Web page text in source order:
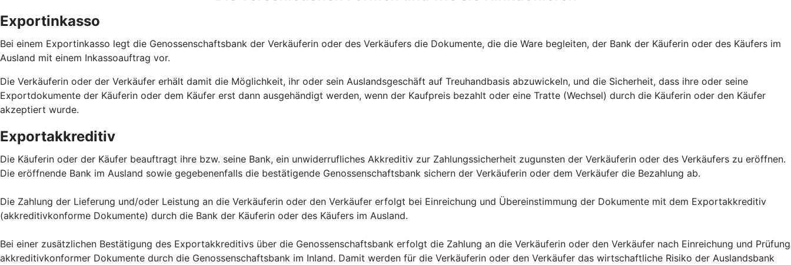
Exportinkasso
Bei einem Exportinkasso legt die Genossenschaftsbank der Verkäuferin oder des Verkäufers die Dokumente, die die Ware begleiten, der Bank der Käuferin oder des Käufers im
Ausland mit einem Inkassoauftrag vor.
Die Verkäuferin oder der Verkäufer erhält damit die Möglichkeit, ihr oder sein Auslandsgeschäft auf Treuhandbasis abzuwickeln, und die Sicherheit, dass ihre oder seine
Exportdokumente der Käuferin oder dem Käufer erst dann ausgehändigt werden, wenn der Kaufpreis bezahlt oder eine Tratte (Wechsel) durch die Käuferin oder den Käufer
akzeptiert wurde.
Exportakkreditiv
Die Käuferin oder der Käufer beauftragt ihre bzw. seine Bank, ein unwiderrufliches Akkreditiv zur Zahlungssicherheit zugunsten der Verkäuferin oder des Verkäufers zu eröffnen.
Die eröffnende Bank im Ausland sowie gegebenenfalls die bestätigende Genossenschaftsbank sichern der Verkäuferin oder dem Verkäufer die Bezahlung ab.
Die Zahlung der Lieferung und/oder Leistung an die Verkäuferin oder den Verkäufer erfolgt bei Einreichung und Übereinstimmung der Dokumente mit dem Exportakkreditiv
(akkreditivkonforme Dokumente) durch die Bank der Käuferin oder des Käufers im Ausland.
Bei einer zusätzlichen Bestätigung des Exportakkreditivs über die Genossenschaftsbank erfolgt die Zahlung an die Verkäuferin oder den Verkäufer nach Einreichung und Prüfung
akkreditivkonformer Dokumente durch die Genossenschaftsbank im Inland. Damit werden für die Verkäuferin oder den Verkäufer das wirtschaftliche Risiko der Auslandsbank